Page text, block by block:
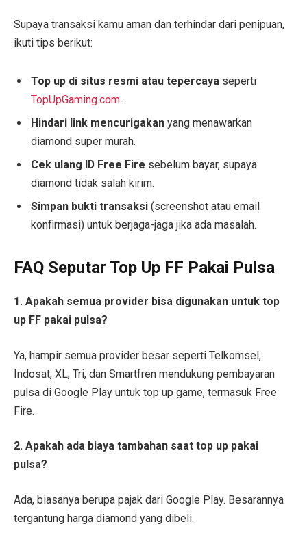
Supaya transaksi kamu aman dan terhindar dari penipuan,
ikuti tips berikut:
Top up di situs resmi atau tepercaya seperti
TopUpGaming.com.
Hindari link mencurigakan yang menawarkan
diamond super murah.
Cek ulang ID Free Fire sebelum bayar, supaya
diamond tidak salah kirim.
Simpan bukti transaksi (screenshot atau email
konfirmasi) untuk berjaga-jaga jika ada masalah.
FAQ Seputar Top Up FF Pakai Pulsa
1. Apakah semua provider bisa digunakan untuk top
up FF pakai pulsa?
Ya, hampir semua provider besar seperti Telkomsel,
Indosat, XL, Tri, dan Smartfren mendukung pembayaran
pulsa di Google Play untuk top up game, termasuk Free
Fire.
2. Apakah ada biaya tambahan saat top up pakai
pulsa?
Ada, biasanya berupa pajak dari Google Play. Besarannya
tergantung harga diamond yang dibeli.